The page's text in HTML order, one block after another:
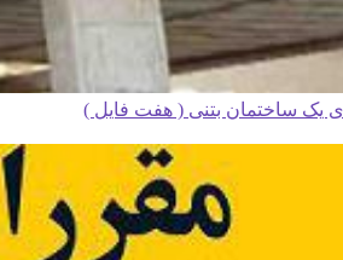
یک ساختمان بتنی ( هفت فایل )